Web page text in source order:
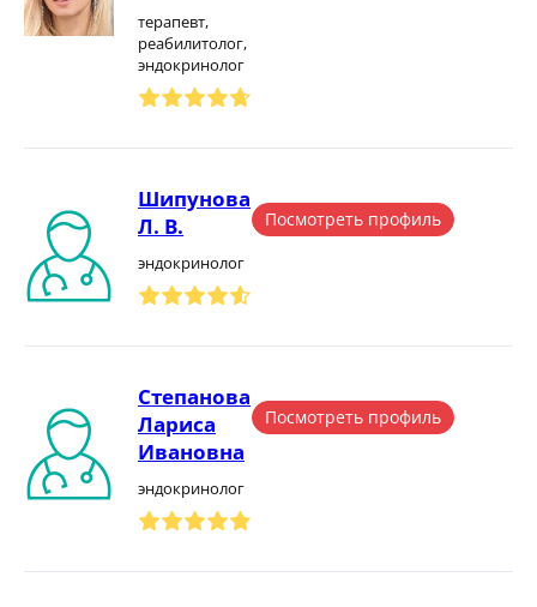
терапевт,
реабилитолог,
эндокринолог
Шипунова
Л. В.
эндокринолог
Посмотреть профиль
Степанова
Лариса
Ивановна
эндокринолог
Посмотреть профиль